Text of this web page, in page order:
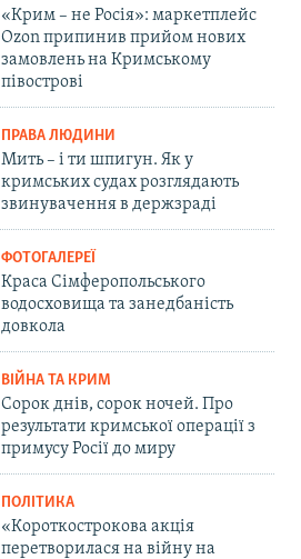
«Крим – не Росія»: маркетплейс
Ozon припинив прийом нових
замовлень на Кримському
півострові
ПРАВА ЛЮДИНИ
Мить – і ти шпигун. Як у
кримських судах розглядають
звинувачення в держзраді
ФОТОГАЛЕРЕЇ
Краса Сімферопольського
водосховища та занедбаність
довкола
ВІЙНА ТА КРИМ
Сорок днів, сорок ночей. Про
результати кримської операції з
примусу Росії до миру
ПОЛІТИКА
«Короткострокова акція
перетворилася на війну на